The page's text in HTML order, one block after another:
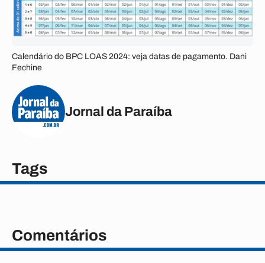
Calendário do BPC LOAS 2024: veja datas de pagamento. Dani
Fechine
Jornal da Paraíba
Tags
Comentários